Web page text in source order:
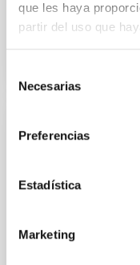
que les haya
partir del uso que
Necesarias
Preferencias
Estadística
Marketing
NOTICIA
Un equipo
Canarias David